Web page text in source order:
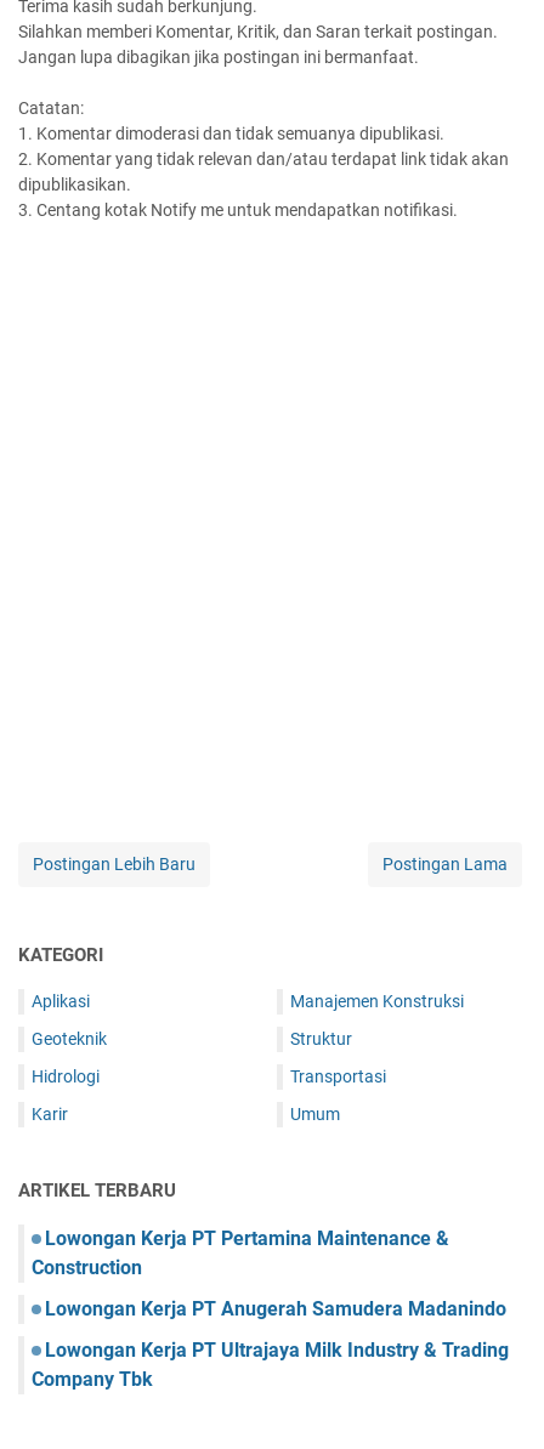
Terima kasih sudah berkunjung.
Silahkan memberi Komentar, Kritik, dan Saran terkait postingan.
Jangan lupa dibagikan jika postingan ini bermanfaat.
Catatan:
1. Komentar dimoderasi dan tidak semuanya dipublikasi.
2. Komentar yang tidak relevan dan/atau terdapat link tidak akan
dipublikasikan.
3. Centang kotak Notify me untuk mendapatkan notifikasi.
Postingan Lebih Baru Postingan Lama
KATEGORI
Aplikasi
Geoteknik
Hidrologi
Karir
Manajemen Konstruksi
Struktur
Transportasi
Umum
ARTIKEL TERBARU
Lowongan Kerja PT Pertamina Maintenance &
Construction
Lowongan Kerja PT Anugerah Samudera Madanindo
Lowongan Kerja PT Ultrajaya Milk Industry & Trading
Company Tbk